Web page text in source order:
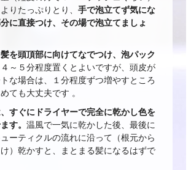
りたっぷりとり、 手で泡立てず気にな
に直接つけ、その場で泡立てましょ
を頭頂部に向けてなでつけ、泡パック
４～５分程度置くとよいですが、頭皮が
な場合は、１分程度ずつ増やすところ
ても大丈夫です 。
すぐにドライヤーで完全に乾かし色を
す。 温風で一気に乾かした後、最後に
ーティクルの流れに沿って（根元から
）乾かすと、まとまる髪になるはずで